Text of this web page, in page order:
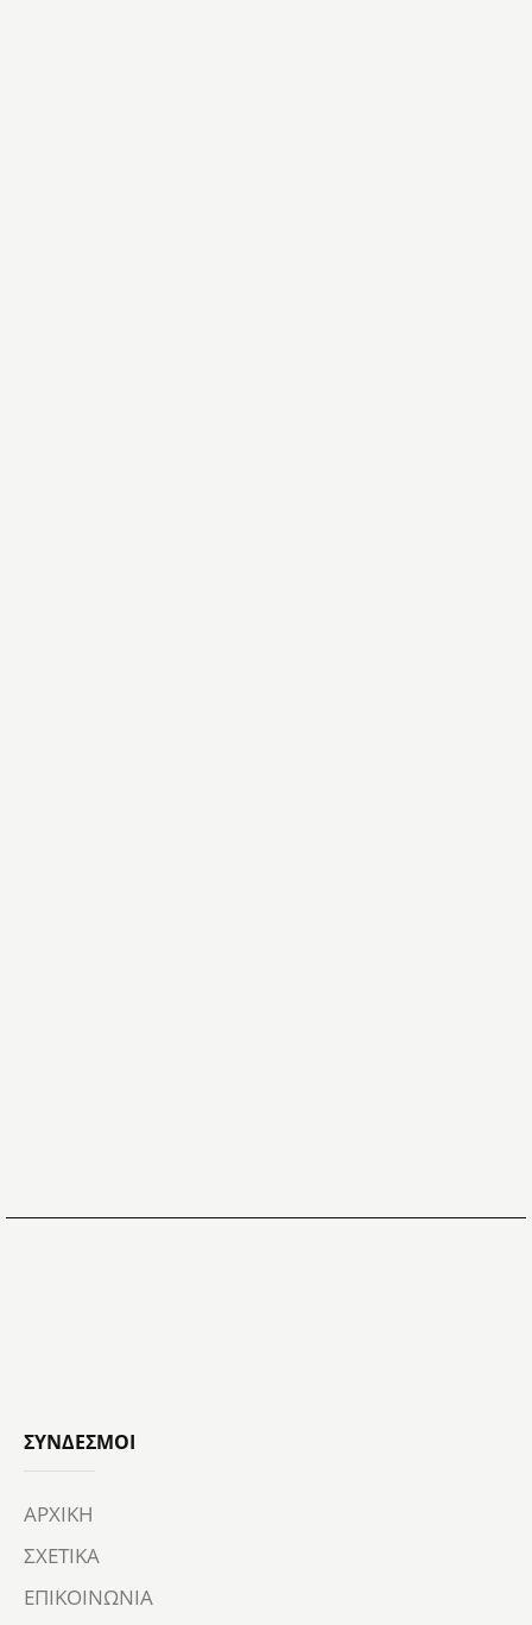
ΣΎΝΔΕΣΜΟΙ
ΑΡΧΙΚΗ
ΣΧΕΤΙΚΑ
ΕΠΙΚΟΙΝΩΝΙΑ